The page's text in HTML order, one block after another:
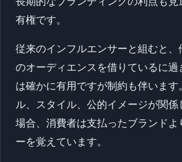
有権です。
従来のインフルエンサーと組むと、
のオーディエンスを借りているに
は確かに有用ですが制約も伴います
ル、スタイル、公的イメージが関
場合、消費者は支払ったブランドよ
ーを覚えています。